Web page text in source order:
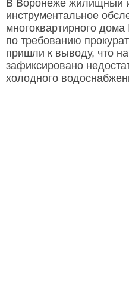
В Воронеже жилищный
инструментальное
многоквартирного
по требованию
пришли к выводу, что
зафиксировано
холодного